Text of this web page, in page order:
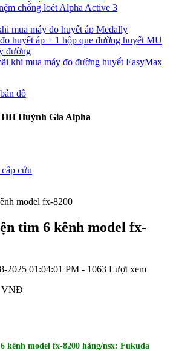
chống loét Alpha Active 3
mua máy đo huyết áp Medally
huyết áp + 1 hộp que đường huyết MU
đường
khi mua máy đo đường huyết EasyMax
đồ
Huỳnh Gia Alpha
cứu
tim 6 kênh model fx-
2025 01:04:01 PM - 1063 Lượt xem
VNĐ
kênh model fx-8200 hãng/nsx: Fukuda